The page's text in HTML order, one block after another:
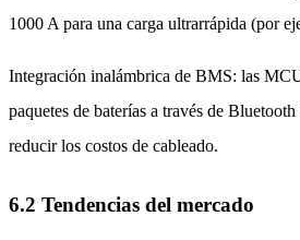
1000 A para una carga ultrarrápida (por
Integración inalámbrica de BMS: las
paquetes de baterías a través de
reducir los costos de cableado.
6.2 Tendencias del mercado